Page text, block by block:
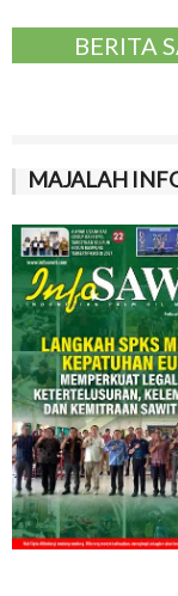
BERITA
MAJALAH